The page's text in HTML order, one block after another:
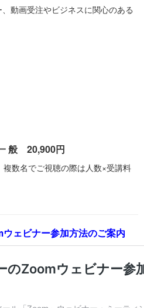
動画受注やビジネスに関心のある
般 20,900円
数名でご視聴の際は人数×受講料
ェビナー参加方法のご案内